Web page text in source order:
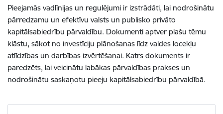
Pieejamās vadlīnijas un regulējumi ir izstrādāti, lai nodrošinātu
pārredzamu un efektīvu valsts un publisko privāto
kapitālsabiedrību pārvaldību. Dokumenti aptver plašu tēmu
klāstu, sākot no investīciju plānošanas līdz valdes locekļu
atlīdzības un darbības izvērtēšanai. Katrs dokuments ir
paredzēts, lai veicinātu labākas pārvaldības prakses un
nodrošinātu saskaņotu pieeju kapitālsabiedrību pārvaldībā.